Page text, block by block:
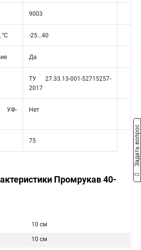
9003
-25...40
Да
ТУ 27.33.13-001-52715257-
2017
УФ-
Нет
75
Промрукав 40-
10 см
10 см
Задать вопрос